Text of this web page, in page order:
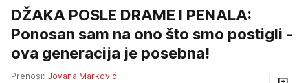
DŽAKA POSLE DRAME I PENALA:
Ponosan sam na ono što smo postigli -
ova generacija je posebna!
Prenosi: Jovana Marković